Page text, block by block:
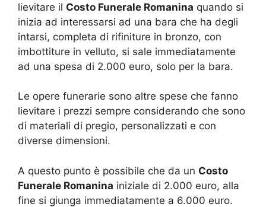
lievitare il Costo Funerale Romanina quando si
inizia ad interessarsi ad una bara che ha degli
intarsi, completa di rifiniture in bronzo, con
imbottiture in velluto, si sale immediatamente
ad una spesa di 2.000 euro, solo per la bara.
Le opere funerarie sono altre spese che fanno
lievitare i prezzi sempre considerando che sono
di materiali di pregio, personalizzati e con
diverse dimensioni.
A questo punto è possibile che da un Costo
Funerale Romanina iniziale di 2.000 euro, alla
fine si giunga immediatamente a 6.000 euro.